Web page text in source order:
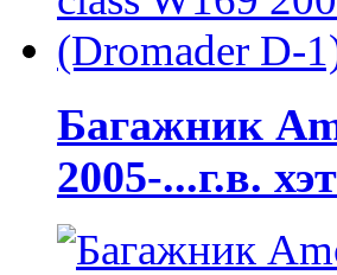
Багажник
2005-...г.в.